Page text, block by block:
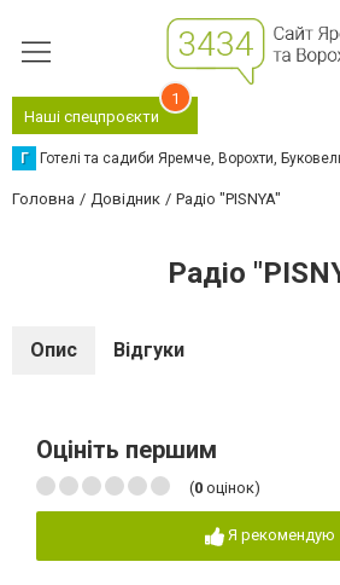
Наші спецпроєкти
1
Г Готелі та садиби Яремче, Ворохти,
Головна Довідник Радіо "PISNYA"
Радіо
Опис Відгуки
Оцініть першим
(0 оцінок)
Я рекомендую